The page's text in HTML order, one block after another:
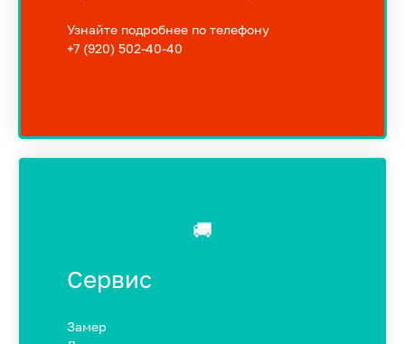
Узнайте подробнее по телефону
+7 (920) 502-40-40
🚚
Сервис
Замер